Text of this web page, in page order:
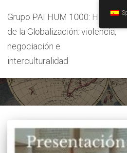
Grupo PAI HUM 1000: Historia
de la Globalización: violencia,
negociación e
interculturalidadSara